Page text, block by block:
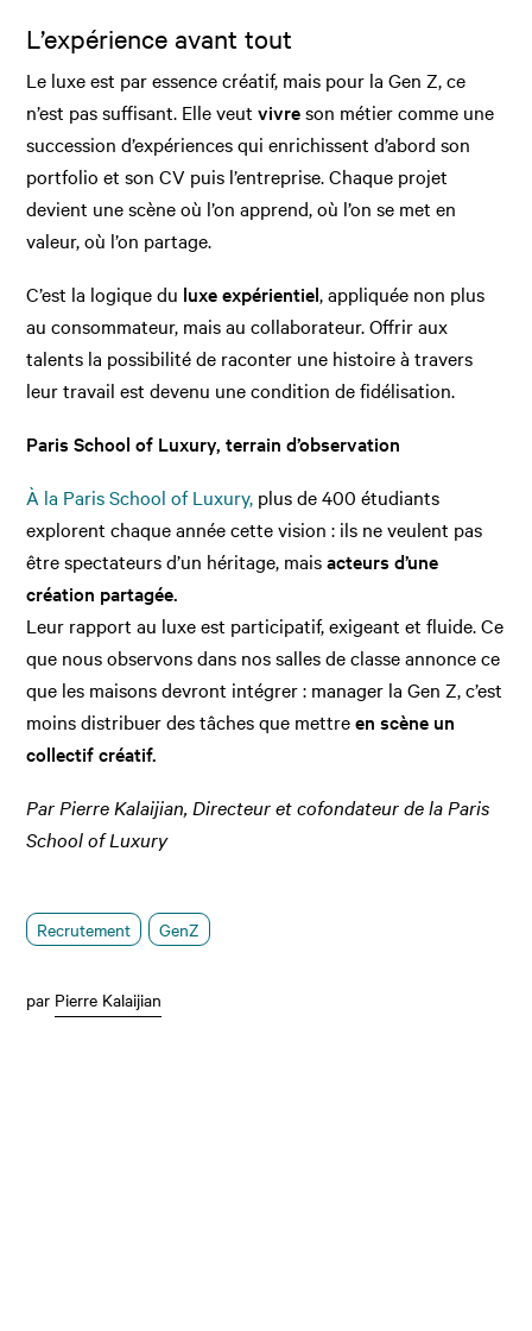
L’expérience avant tout
Le luxe est par essence créatif, mais pour la Gen Z, ce
n’est pas suffisant. Elle veutvivreson métier comme une
succession d’expériences qui enrichissent d’abord son
portfolio et son CV puis l’entreprise. Chaque projet
devient une scène où l’on apprend, où l’on se met en
valeur, où l’on partage.
C’est la logique du luxe expérientiel, appliquée non plus
au consommateur, mais au collaborateur. Offrir aux
talents la possibilité de raconter une histoire à travers
leur travail est devenu une condition de fidélisation.
Paris School of Luxury, terrain d’observation
À la Paris School of Luxury, plus de 400 étudiants
explorent chaque année cette vision : ils ne veulent pas
être spectateurs d’un héritage, maisacteurs d’une
création partagée.
Leur rapport au luxe est participatif, exigeant et fluide. Ce
que nous observons dans nos salles de classe annonce ce
que les maisons devront intégrer : manager la Gen Z, c’est
moins distribuer des tâches que mettreen scène un
collectif créatif.
Par Pierre Kalaijian, Directeur et cofondateur de la Paris
School of Luxury
Recrutement GenZ
par Pierre Kalaijian